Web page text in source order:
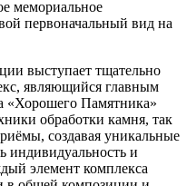
мемориальное
первоначальный вид на
выступает тщательно
являющийся главным
«Хорошего Памятника»
обработки камня, так
создавая уникальные
индивидуальность и
элемент комплекса